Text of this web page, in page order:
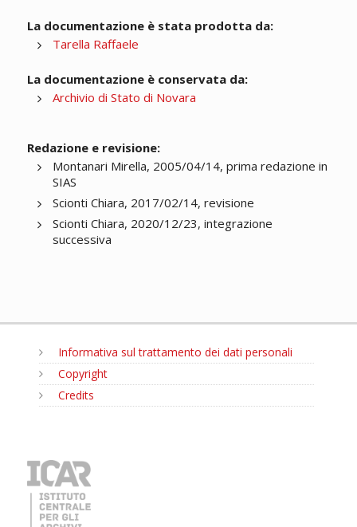
La documentazione è stata prodotta da:
Tarella Raffaele
La documentazione è conservata da:
Archivio di Stato di Novara
Redazione e revisione:
Montanari Mirella, 2005/04/14, prima redazione in
SIAS
Scionti Chiara, 2017/02/14, revisione
Scionti Chiara, 2020/12/23, integrazione
successiva
Informativa sul trattamento dei dati personali
Copyright
Credits